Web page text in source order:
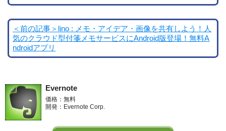
＜前の記事＞lino : メモ・アイデア・画像を共有しよう！人
気のクラウド型付箋メモサービスにAndroid版登場！無料A
ndroidアプリ
Evernote
価格：無料
開発：Evernote Corp.